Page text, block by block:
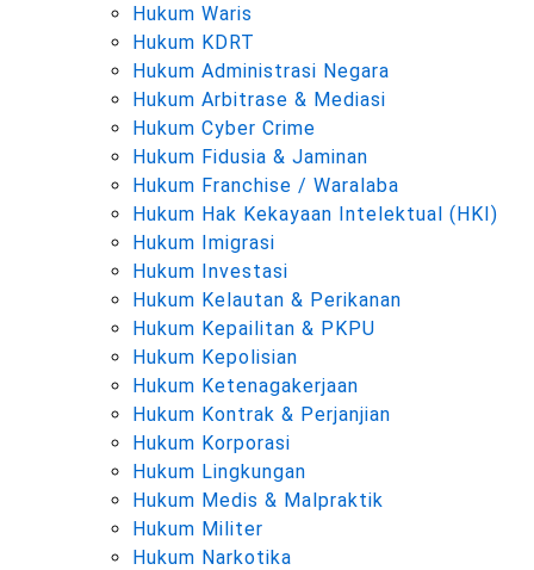
Hukum Waris
Hukum KDRT
Hukum Administrasi Negara
Hukum Arbitrase & Mediasi
Hukum Cyber Crime
Hukum Fidusia & Jaminan
Hukum Franchise / Waralaba
Hukum Hak Kekayaan Intelektual (HKI)
Hukum Imigrasi
Hukum Investasi
Hukum Kelautan & Perikanan
Hukum Kepailitan & PKPU
Hukum Kepolisian
Hukum Ketenagakerjaan
Hukum Kontrak & Perjanjian
Hukum Korporasi
Hukum Lingkungan
Hukum Medis & Malpraktik
Hukum Militer
Hukum Narkotika